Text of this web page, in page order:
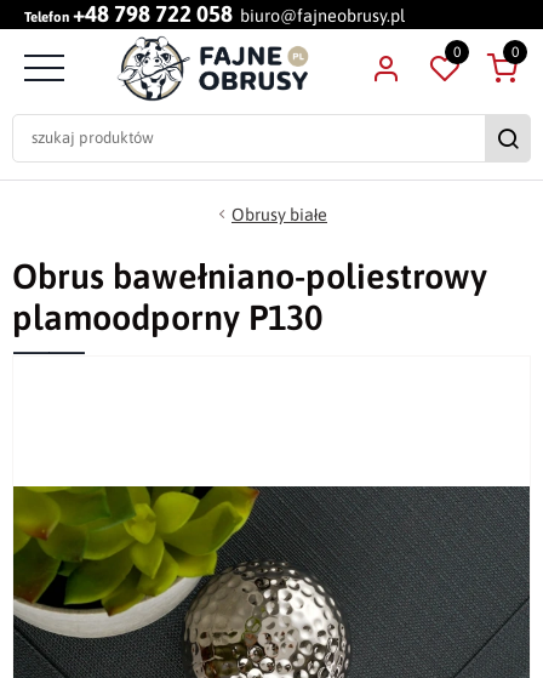
Telefon +48 798 722 058 biuro@fajneobrusy.pl
0 0
Obrusy białe
Obrus bawełniano-poliestrowy
plamoodporny P130